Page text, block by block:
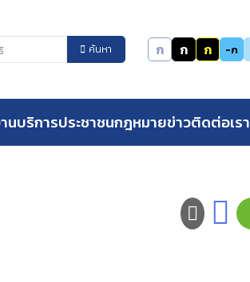
ค้นหา ก ก ก -ก
นบริการประชาชนกฎหมายข่าวติดต่อเรา